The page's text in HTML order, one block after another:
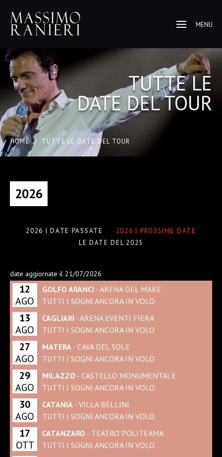
MENU
TUTTE LE
DATE DEL TOUR
HOME / TUTTE LE DATE DEL TOUR
2026
2026 | DATE PASSATE
2026 | PROSSIME DATE
LE DATE DEL 2025
date aggiornate il 21/07/2026
12
AGO
GOLFO ARANCI - ARENA DEL MARE
TUTTI I SOGNI ANCORA IN VOLO
13
AGO
CAGLIARI - ARENA EVENTI FIERA
TUTTI I SOGNI ANCORA IN VOLO
27
AGO
MATERA - CAVA DEL SOLE
TUTTI I SOGNI ANCORA IN VOLO
29
AGO
MILAZZO - CASTELLO MONUMENTALE
TUTTI I SOGNI ANCORA IN VOLO
30
AGO
CATANIA - VILLA BELLINI
TUTTI I SOGNI ANCORA IN VOLO
17
OTT
CATANZARO - TEATRO POLITEAMA
TUTTI I SOGNI ANCORA IN VOLO